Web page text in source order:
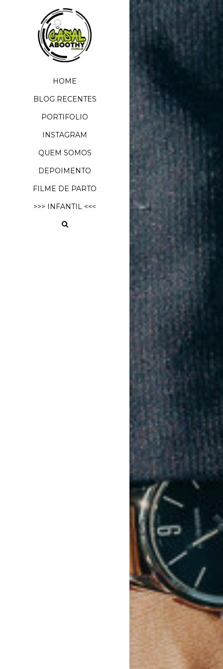
HOME
BLOG RECENTES
PORTIFOLIO
INSTAGRAM
QUEM SOMOS
DEPOIMENTO
FILME DE PARTO
>>> INFANTIL <<<